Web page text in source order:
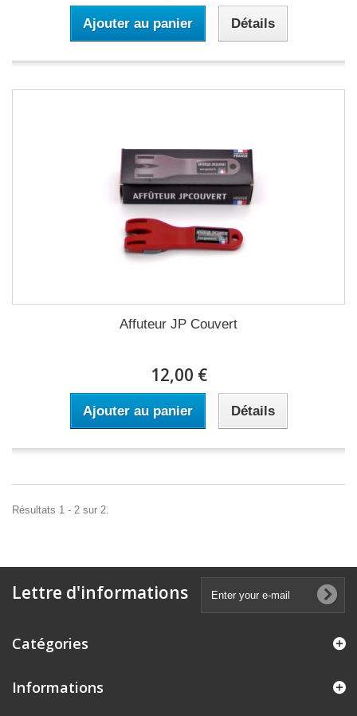
Ajouter au panier Détails
Affuteur JP Couvert
12,00 €
Ajouter au panier Détails
Résultats 1 - 2 sur 2.
Lettre d'informations
Catégories
Informations